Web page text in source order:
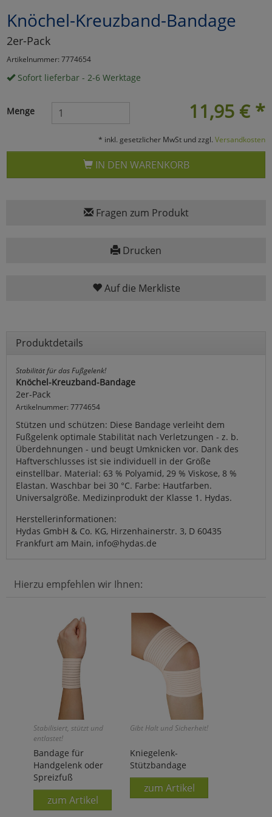
Knöchel-Kreuzband-Bandage
2er-Pack
Artikelnummer: 7774654
Sofort lieferbar - 2-6 Werktage
11,95 € *
Menge
* inkl. gesetzlicher MwSt und zzgl. Versandkosten
IN DEN WARENKORB
Fragen zum Produkt
Drucken
Auf die Merkliste
Produktdetails
Stabilität für das Fußgelenk!
Knöchel-Kreuzband-Bandage
2er-Pack
Artikelnummer: 7774654
Stützen und schützen: Diese Bandage verleiht dem
Fußgelenk optimale Stabilität nach Verletzungen - z. b.
Überdehnungen - und beugt Umknicken vor. Dank des
Haftverschlusses ist sie individuell in der Größe
einstellbar. Material: 63 % Polyamid, 29 % Viskose, 8 %
Elastan. Waschbar bei 30 °C. Farbe: Hautfarben.
Universalgröße. Medizinprodukt der Klasse 1. Hydas.
Herstellerinformationen:
Hydas GmbH & Co. KG, Hirzenhainerstr. 3, D 60435
Frankfurt am Main, info@hydas.de
Hierzu empfehlen wir Ihnen:
Stabilisiert, stützt und
entlastet!
Bandage für
Handgelenk oder
Spreizfuß
zum Artikel
Gibt Halt und Sicherheit!
Kniegelenk-
Stützbandage
zum Artikel
Marketing
Umfragetools
Cookies
Alle Akzeptieren
Cookies
zurückzu Haupptseite